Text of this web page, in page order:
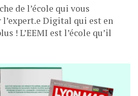
de l’école qui vous
Digital qui est en
! L’EEMI est l’école qu’il